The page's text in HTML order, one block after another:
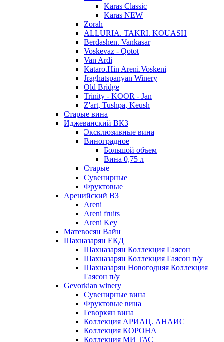
Karas Classic
Karas NEW
Zorah
ALLURIA. TAKRI. KOUASH
Berdashen. Vankasar
Voskevaz - Qotot
Van Ardi
Kataro.Hin Areni.Voskeni
Jraghatspanyan Winery
Old Bridge
Trinity - KOOR - Jan
Z'art, Tushpa, Keush
Старые вина
Иджеванский ВК3
Эксклюзивные вина
Виноградное
Большой объем
Вина 0,75 л
Старые
Сувенирные
Фруктовые
Аренийский ВЗ
Areni
Areni fruits
Areni Key
Матевосян Вайн
Шахназарян ЕКД
Шахназарян Коллекция Гаясон
Шахназарян Коллекция Гаясон п/у
Шахназарян Новогодняя Коллекция
Гаясон п/у
Gevorkian winery
Сувенирные вина
Фруктовые вина
Геворкян вина
Коллекция АРИАЦ. АНАИС
Коллекция КОРОНА
Коллекция МИ ТАС